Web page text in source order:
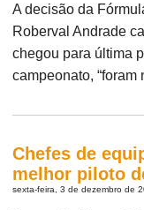
A decisão da
Roberval Andrade
chegou para última
campeonato, “foram
Chefes de
melhor piloto
sexta-feira, 3 de dezembro de